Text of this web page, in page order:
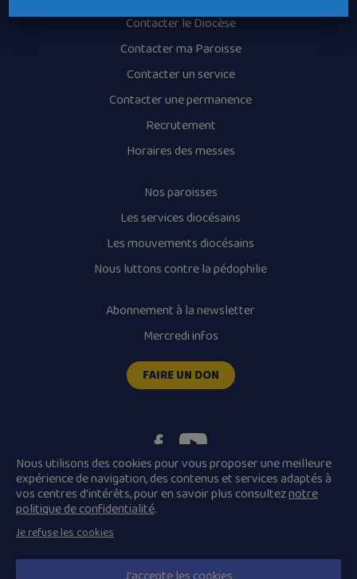
Contacter le Diocèse
Contacter ma Paroisse
Contacter un service
Contacter une permanence
Recrutement
Horaires des messes
Nos paroisses
Les services diocésains
Les mouvements diocésains
Nous luttons contre la pédophilie
Abonnement à la newsletter
Mercredi infos
FAIRE UN DON
Plan du site
Mentions légales
Conditions Générales de Vente
Nous utilisons des cookies pour vous proposer une meilleure
expérience de navigation, des contenus et services adaptés à
vos centres d’intérêts, pour en savoir plus consulteznotre
politique de confidentialité.
Je refuse les cookies